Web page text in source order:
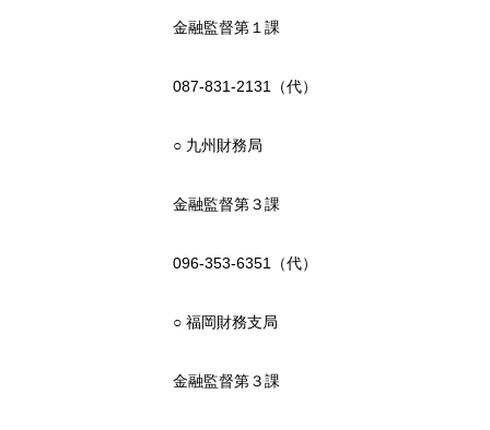
金融監督第１課
087-831-2131（代）
○ 九州財務局
金融監督第３課
096-353-6351（代）
○ 福岡財務支局
金融監督第３課